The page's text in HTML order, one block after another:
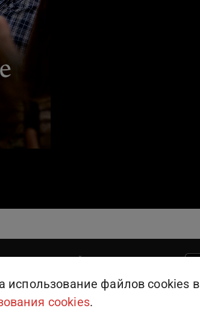
пользователей
использование файлов cookies в
cookies.